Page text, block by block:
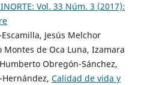
Vol. 33 Núm. 3 (2017):
Jesús Melchor
Montes de Oca Luna, Izamara
Obregón-Sánchez,
Calidad de vida y